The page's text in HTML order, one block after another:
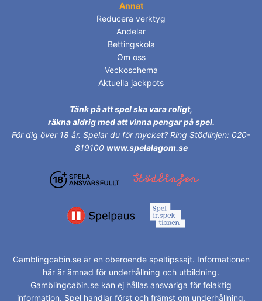
Annat
Reducera verktyg
Andelar
Bettingskola
Om oss
Veckoschema
Aktuella jackpots
Tänk på att spel ska vara roligt,
räkna aldrig med att vinna pengar på spel.
För dig över 18 år. Spelar du för mycket? Ring Stödlinjen: 020-
819100 www.spelalagom.se
Gamblingcabin.se är en oberoende speltipssajt. Informationen
här är ämnad för underhållning och utbildning.
Gamblingcabin.se kan ej hållas ansvariga för felaktig
information. Spel handlar först och främst om underhållning.